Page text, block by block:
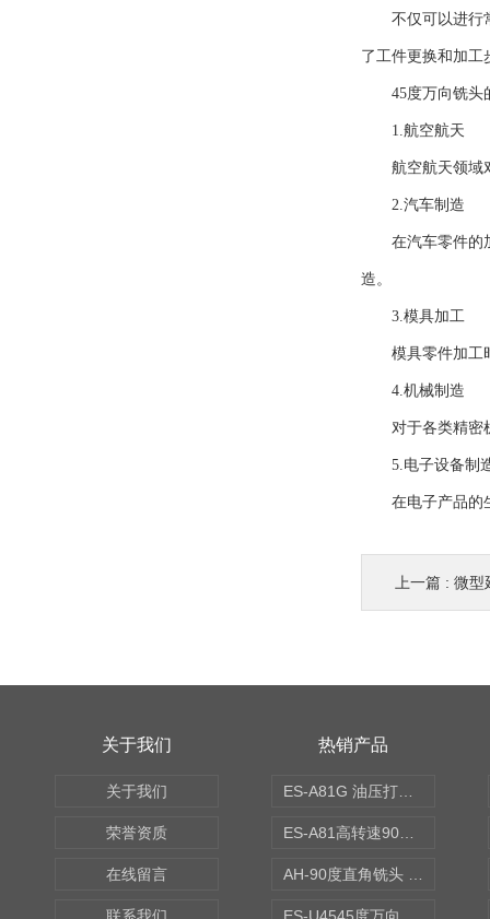
不仅可以进行常
了工件更换和加工
45度万向铣头
1.航空航天
航空航天领域对
2.汽车制造
在汽车零件的加
造。
3.模具加工
模具零件加工时
4.机械制造
对于各类精密机
5.电子设备制
在电子产品的生
上一篇 : 微型
关于我们
关于我们
荣誉资质
在线留言
热销产品